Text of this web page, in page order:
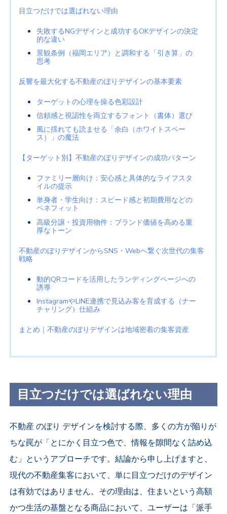
目立つだけでは選ばれない理由
失敗するNGデザインと成功するOKデザインの決定
的な違い
景観条例（福岡エリア）と調和する「引き算」の
思考
反響を最大化する不動産のぼりデザインの基本要素
ターゲットの心理を操る色彩設計
信頼感と視認性を両立するフォント（書体）選び
風に揺れても読ませる「余白（ホワイトスペー
ス）」の魔法
【ターゲット別】不動産のぼりデザインの成功パターン
ファミリー層向け：安心感と具体的なライフスタ
イルの提示
単身者・学生向け：スピード感と初期費用などの
ベネフィット
高級分譲・投資用物件：ブランド価値を高める重
厚なトーン
不動産のぼりデザインからSNS・Webへ繋ぐ次世代の集客
戦略
動的QRコードを活用したランディングページへの
誘導
InstagramやLINE連携で見込み客を育成する（ナー
チャリング）仕組み
まとめ｜不動産のぼりデザインは地域密着の集客資産
目立つだけでは選ばれない理由
不動産 のぼり デザインを検討する際、多くの方が陥りが
ちな罠が「とにかく目立つ色で、情報を隙間なく詰め込
む」というアプローチです。結論から申し上げますと、
現代の不動産集客において、単に目立つだけのデザイン
は有効ではありません。その理由は、住まいという高額
かつ生活の基盤となる商品において、ユーザーは「派手